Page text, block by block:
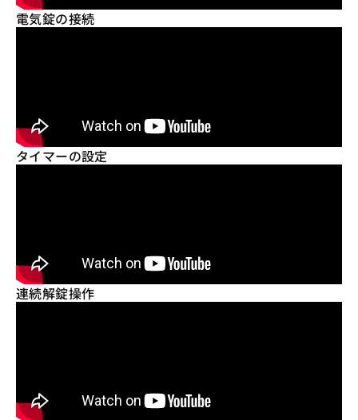
電気錠の接続
タイマーの設定
連続解錠操作